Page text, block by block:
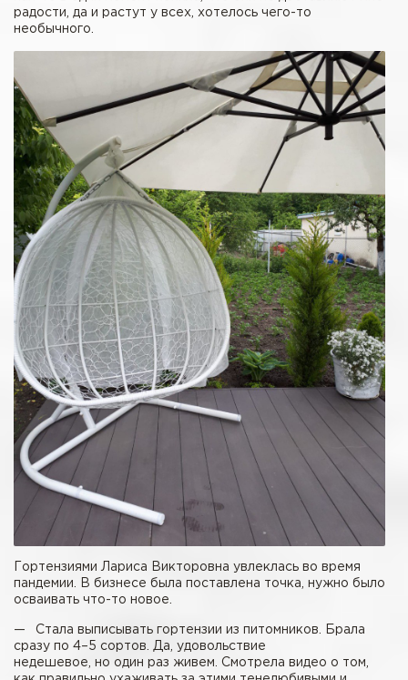
радости, да и растут у всех, хотелось чего-то
необычного.
Гортензиями Лариса Викторовна увлеклась во время
пандемии. В бизнесе была поставлена точка, нужно было
осваивать что-то новое.
— Стала выписывать гортензии из питомников. Брала
сразу по 4–5 сортов. Да, удовольствие
недешевое, но один раз живем. Смотрела видео о том,